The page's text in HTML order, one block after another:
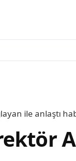
ile anlaştı